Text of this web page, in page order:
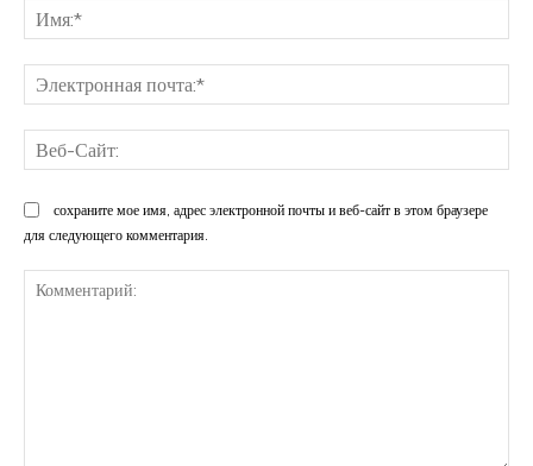
сохраните мое имя, адрес электронной почты и веб-сайт в этом браузере
для следующего комментария.